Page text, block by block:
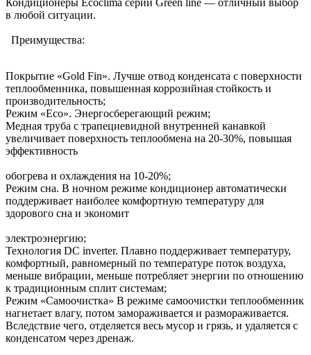
Кондиционеры Ecoclima серии Green line — отличный выбор
в любой ситуации.
Преимущества:
Покрытие «Gold Fin». Лучше отвод конденсата с поверхности
теплообменника, повышенная коррозийная стойкость и
производительность;
Режим «Eco». Энергосберегающий режим;
Медная труба с трапециевидной внутренней канавкой
увеличивает поверхность теплообмена на 20-30%, повышая
эффективность
обогрева и охлаждения на 10-20%;
Режим сна. В ночном режиме кондиционер автоматически
поддерживает наиболее комфортную температуру для
здорового сна и экономит
электроэнергию;
Технология DC inverter. Плавно поддерживает температуру,
комфортный, равномерный по температуре поток воздуха,
меньше вибрации, меньше потребляет энергии по отношению
к традиционным сплит системам;
Режим «Самоочистка» В режиме самоочистки теплообменник
нагнетает влагу, потом замораживается и размораживается.
Вследствие чего, отделяется весь мусор и грязь, и удаляется с
конденсатом через дренаж.